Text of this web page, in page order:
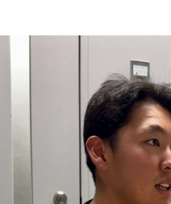
ースペシャル『清水ミチ
で振り返る2016～』19時
愛されるユーミンの珠玉の名曲を、
この番組をラジ